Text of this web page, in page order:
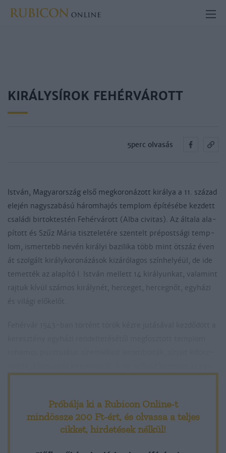
KIRÁLYSÍROK FE­HÉR­VÁ­ROTT
5perc olvasás
Ist­ván, Ma­gyaror­szág el­ső meg­­ko­ro­ná­zott ki­rá­lya a 11. szá­zad
ele­jén nagy­sza­bá­sú há­rom­ha­jós temp­lom épí­té­sé­be kez­dett
csa­lá­di bir­tok­tes­tén Fe­hér­vá­rott (Al­ba ci­vi­tas). Az ál­ta­la ala­
pí­tott és Szűz Má­ria tisz­te­le­té­re szen­telt pré­post­sá­gi temp­
lom, is­mer­tebb ne­vén ki­rá­lyi ba­zi­li­ka több mint öt­száz éven
át szol­gált ki­rály­ko­ro­ná­zá­sok ki­zá­ró­la­gos szín­he­lyéül, de ide
te­met­ték az ala­pí­tó I. Ist­ván mel­lett 14 ki­rá­lyun­kat, va­la­mint
raj­tuk kí­vül szá­mos ki­rály­nét, her­ce­get, her­ceg­nőt, egy­há­zi
és vi­lá­gi elő­ke­lőt.
1848 de­cem­be­ré­ben azon­ban a vé­let­len és Ér­dy Já­nos ása­tá­
sa nap­vi­lág­ra hoz­ta III. Bé­la ki­rály és fe­le­sé­ge, An­na ki­rály­né
sér­tet­len sír­kam­rá­ját, ben­ne csont­vá­zai­kat és a ve­lük el­te­
Próbálja ki a Rubicon Online-t
mindössze 200 Ft-ért, és olvassa a teljes
cikket, hirdetések nélkül!